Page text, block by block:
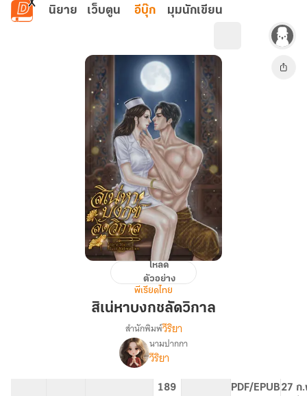
ข้ามไปยังเนื้อหาหลัก
นิยาย เว็บตูน อีบุ๊ก มุมนักเขียน
สิเน่หา
ลัด
โหลด
ตัวอย่าง
พีเรียดไทย
สิเน่หาบงกชลัดวิกาล
เรื่อง
สิเน่หา
บงกช
ลัด
สำนักพิมพ์วีริยา
นามปากกา
วีริยา
189 PDF/EPUB27 ก